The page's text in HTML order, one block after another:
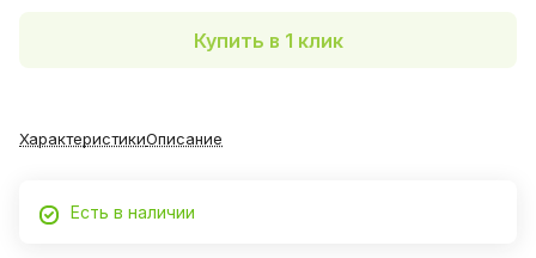
Купить в 1 клик
ХарактеристикиОписание
Есть в наличии